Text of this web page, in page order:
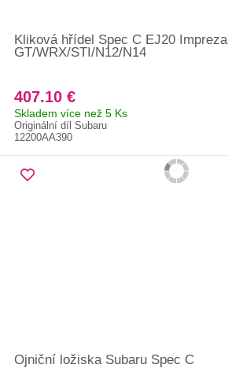
Kliková hřídel Spec C EJ20 Impreza
GT/WRX/STI/N12/N14
407.10 €
Skladem více než 5 Ks
Originální díl Subaru
12200AA390
Ojniční ložiska Subaru Spec C